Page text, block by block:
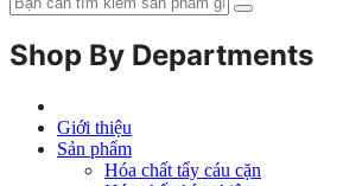
Shop By Departments
Giới thiệu
Sản phẩm
Hóa chất tẩy cáu cặn